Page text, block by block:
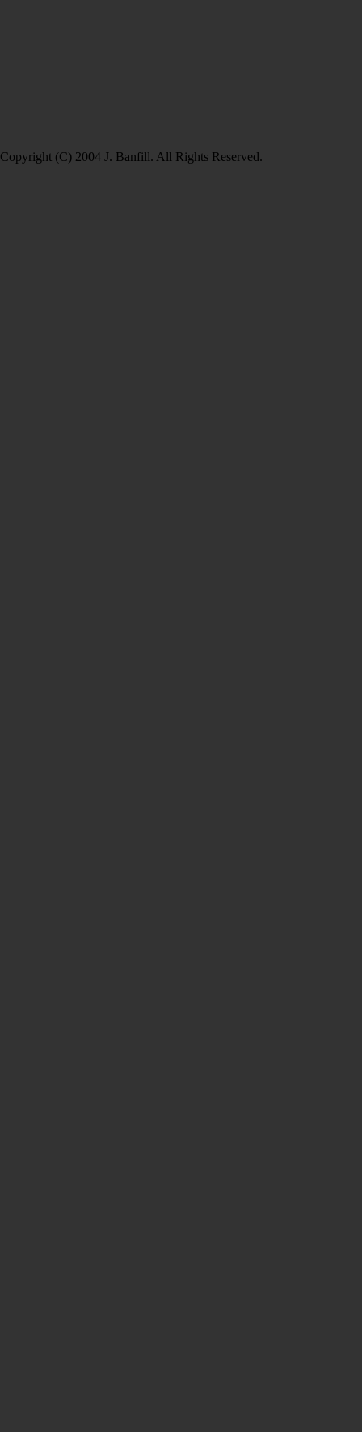
Copyright (C) 2004 J. Banfill. All Rights Reserved.